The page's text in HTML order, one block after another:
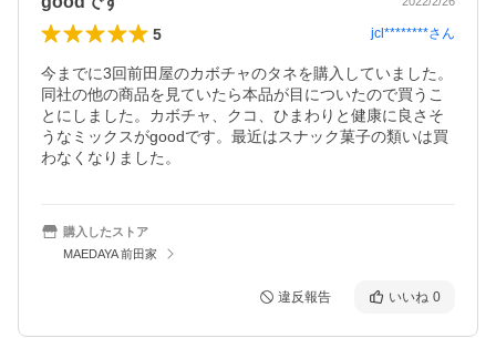
5 jcl********さん
今までに3回前田屋のカボチャのタネを購入していました。
同社の他の商品を見ていたら本品が目についたので買うこ
とにしました。カボチャ、クコ、ひまわりと健康に良さそ
うなミックスがgoodです。最近はスナック菓子の類いは買
わなくなりました。
購入したストア
MAEDAYA 前田家
違反報告 いいね 0